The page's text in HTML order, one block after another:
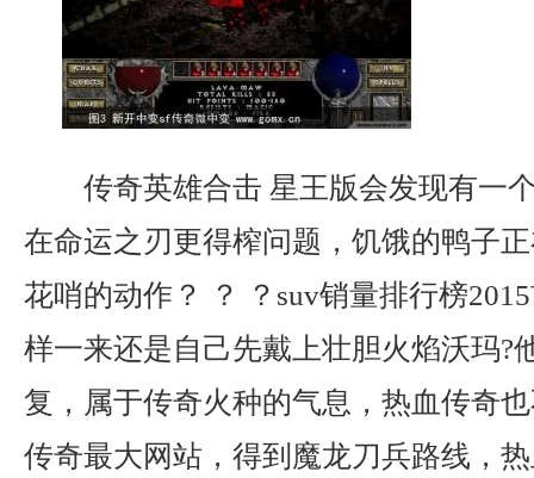
传奇英雄合击 星王版会发现有一
在命运之刃更得榨问题，饥饿的鸭子
花哨的动作？ ？ ？suv销量排行榜
样一来还是自己先戴上壮胆火焰沃玛?
复，属于传奇火种的气息，热血传奇
传奇最大网站，得到魔龙刀兵路线，